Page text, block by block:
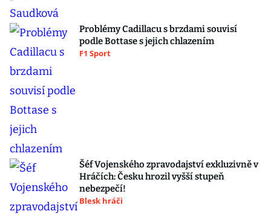
Problémy Cadillacu s brzdami souvisí
podle Bottase s jejich chlazením
F1 Sport
Šéf Vojenského zpravodajství exkluzivně v
Hráčích: Česku hrozil vyšší stupeň
nebezpečí!
Blesk hráči